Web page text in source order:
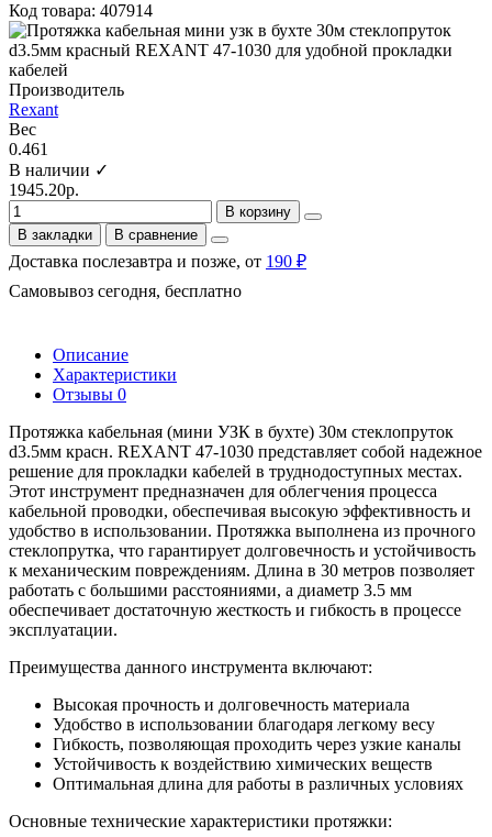
Код товара: 407914
Производитель
Rexant
Вес
0.461
В наличии ✓
1945.20р.
В корзину
В закладки
В сравнение
Доставка послезавтра и позже, от 190 ₽
Самовывоз сегодня, бесплатно
Описание
Характеристики
Отзывы 0
Протяжка кабельная (мини УЗК в бухте) 30м стеклопруток
d3.5мм красн. REXANT 47-1030 представляет собой надежное
решение для прокладки кабелей в труднодоступных местах.
Этот инструмент предназначен для облегчения процесса
кабельной проводки, обеспечивая высокую эффективность и
удобство в использовании. Протяжка выполнена из прочного
стеклопрутка, что гарантирует долговечность и устойчивость
к механическим повреждениям. Длина в 30 метров позволяет
работать с большими расстояниями, а диаметр 3.5 мм
обеспечивает достаточную жесткость и гибкость в процессе
эксплуатации.
Преимущества данного инструмента включают:
Высокая прочность и долговечность материала
Удобство в использовании благодаря легкому весу
Гибкость, позволяющая проходить через узкие каналы
Устойчивость к воздействию химических веществ
Оптимальная длина для работы в различных условиях
Основные технические характеристики протяжки: